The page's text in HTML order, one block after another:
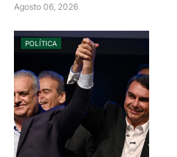
Agosto 06, 2026
POLÍTICA